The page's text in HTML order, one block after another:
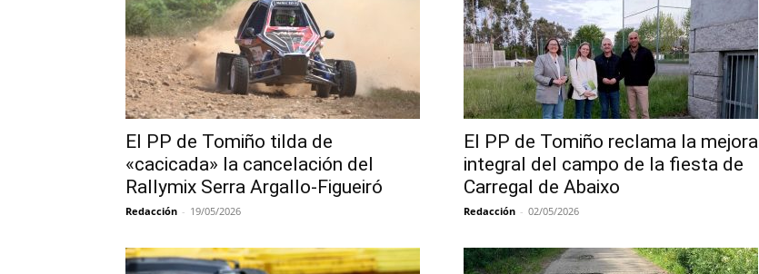
El PP de Tomiño tilda de
«cacicada» la cancelación del
Rallymix Serra Argallo-Figueiró
Redacción - 19/05/2026
El PP de Tomiño reclama la mejora
integral del campo de la fiesta de
Carregal de Abaixo
Redacción - 02/05/2026